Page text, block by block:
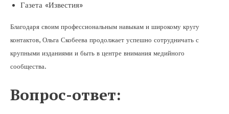
Газета «Известия»
Благодаря своим профессиональным навыкам и широкому кругу
контактов, Ольга Скобеева продолжает успешно сотрудничать с
крупными изданиями и быть в центре внимания медийного
сообщества.
Вопрос-ответ: